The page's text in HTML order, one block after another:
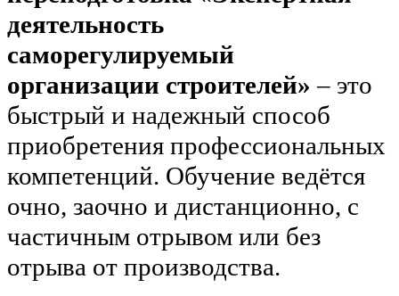
деятельность
саморегулируемый
организации строителей» – это
быстрый и надежный способ
приобретения профессиональных
компетенций. Обучение ведётся
очно, заочно и дистанционно, с
частичным отрывом или без
отрыва от производства.